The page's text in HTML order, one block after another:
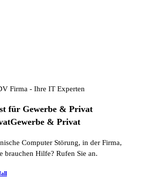
Firma - Ihre IT Experten
für Gewerbe & Privat
Gewerbe & Privat
Computer Störung, in der Firma,
brauchen Hilfe? Rufen Sie an.